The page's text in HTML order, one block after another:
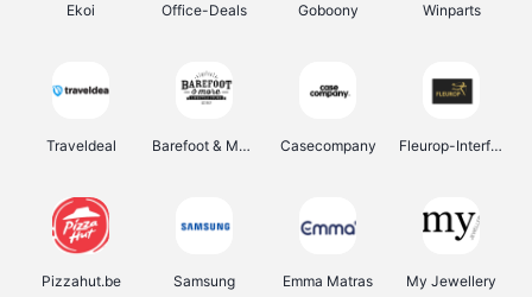
Ekoi Office-Deals Goboony Winparts
Traveldeal Barefoot & More Casecompany Fleurop-Interflora
Pizzahut.be Samsung Emma Matras My Jewellery